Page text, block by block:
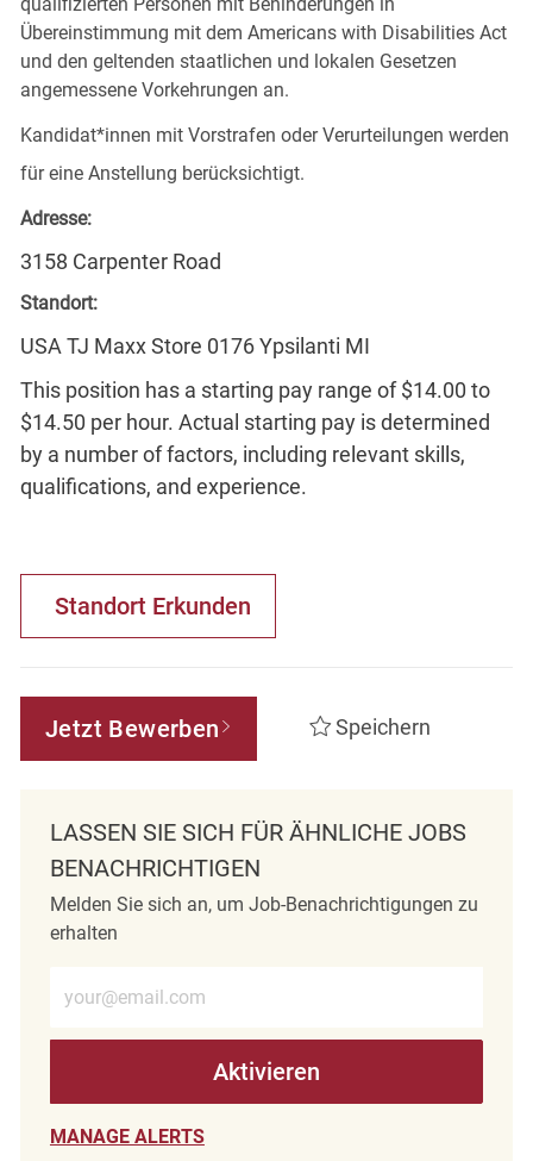
Übereinstimmung mit dem Americans with Disabilities Act
und den geltenden staatlichen und lokalen Gesetzen
angemessene Vorkehrungen an.
Kandidat*innen mit Vorstrafen oder Verurteilungen werden
für eine Anstellung berücksichtigt.
Adresse:
3158 Carpenter Road
Standort:
USA TJ Maxx Store 0176 Ypsilanti MI
This position has a starting pay range of $14.00 to
$14.50 per hour. Actual starting pay is determined
by a number of factors, including relevant skills,
qualifications, and experience.
Standort Erkunden
Jetzt Bewerben Speichern
LASSEN SIE SICH FÜR ÄHNLICHE JOBS
BENACHRICHTIGEN
Melden Sie sich an, um Job-Benachrichtigungen zu
erhalten
Aktivieren
MANAGE ALERTS